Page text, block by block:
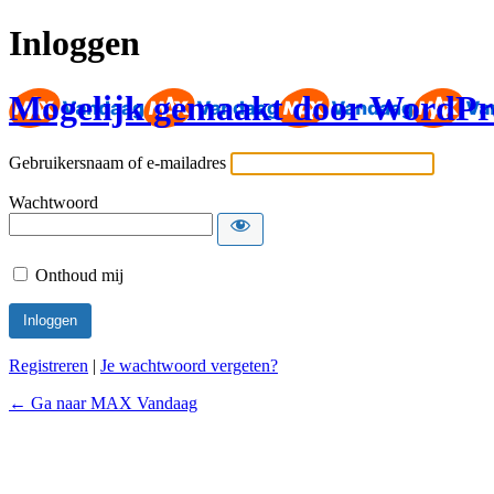
Inloggen
Mogelijk gemaakt door
Gebruikersnaam of e-mailadres
Wachtwoord
Onthoud mij
Registreren | Je wachtwoord vergeten?
← Ga naar MAX Vandaag